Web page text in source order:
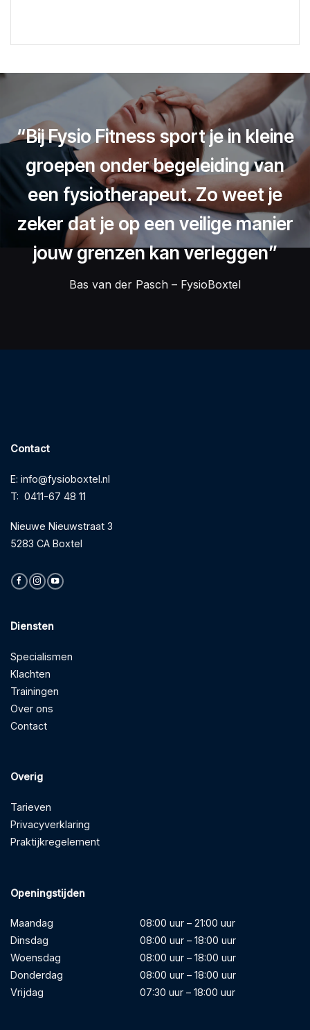
“Bij Fysio Fitness sport je in kleine
groepen onder begeleiding van
een fysiotherapeut. Zo weet je
zeker dat je op een veilige manier
jouw grenzen kan verleggen”
Bas van der Pasch – FysioBoxtel
Contact
E: info@fysioboxtel.nl
T: 0411-67 48 11
Nieuwe Nieuwstraat 3
5283 CA Boxtel
Diensten
Specialismen
Klachten
Trainingen
Over ons
Contact
Overig
Tarieven
Privacyverklaring
Praktijkregelement
Openingstijden
Maandag
Dinsdag
Woensdag
Donderdag
Vrijdag
08:00 uur – 21:00 uur
08:00 uur – 18:00 uur
08:00 uur – 18:00 uur
08:00 uur – 18:00 uur
07:30 uur – 18:00 uur